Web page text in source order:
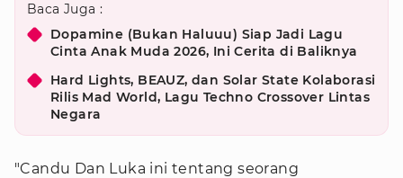
Baca Juga :
Dopamine (Bukan Haluuu) Siap Jadi Lagu
Cinta Anak Muda 2026, Ini Cerita di Baliknya
Hard Lights, BEAUZ, dan Solar State Kolaborasi
Rilis Mad World, Lagu Techno Crossover Lintas
Negara
"Candu Dan Luka ini tentang seorang